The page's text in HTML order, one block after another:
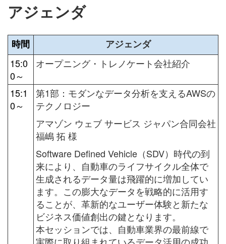
アジェンダ
時間
アジェンダ
15:0
0～
オープニング・トレノケート会社紹介
15:1
0～
第1部： モダンなデータ分析を支えるAWSの
テクノロジー
アマゾン ウェブ サービス ジャパン合同会社
福嶋 拓 様
Software Defined Vehicle（SDV）時代の到
来により、自動車のライフサイクル全体で
生成されるデータ量は飛躍的に増加してい
ます。この膨大なデータを戦略的に活用す
ることが、革新的なユーザー体験と新たな
ビジネス価値創出の鍵となります。
本セッションでは、自動車業界の最前線で